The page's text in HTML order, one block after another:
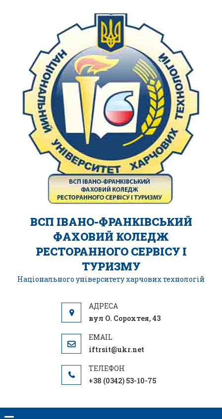
ВСП ІВАНО-ФРАНКІВСЬКИЙ
ФАХОВИЙ КОЛЕДЖ
РЕСТОРАННОГО СЕРВІСУ І
ТУРИЗМУ
Національного університету харчових технологій
вул О. Сорохтея, 43
iftrsit@ukr.net
+38 (0342) 53-10-75